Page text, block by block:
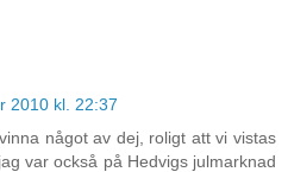
2010 kl. 22:37
något av dej, roligt att vi vistas
var också på Hedvigs julmarknad